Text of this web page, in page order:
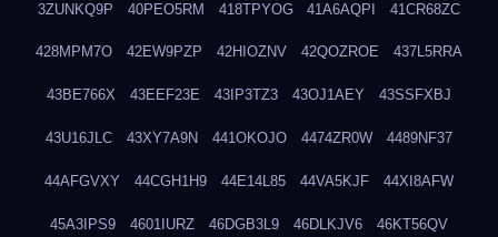
3ZUNKQ9P 40PEO5RM 418TPYOG 41A6AQPI 41CR68ZC
428MPM7O 42EW9PZP 42HIOZNV 42QOZROE 437L5RRA
43BE766X 43EEF23E 43IP3TZ3 43OJ1AEY 43SSFXBJ
43U16JLC 43XY7A9N 441OKOJO 4474ZR0W 4489NF37
44AFGVXY 44CGH1H9 44E14L85 44VA5KJF 44XI8AFW
45A3IPS9 4601IURZ 46DGB3L9 46DLKJV6 46KT56QV